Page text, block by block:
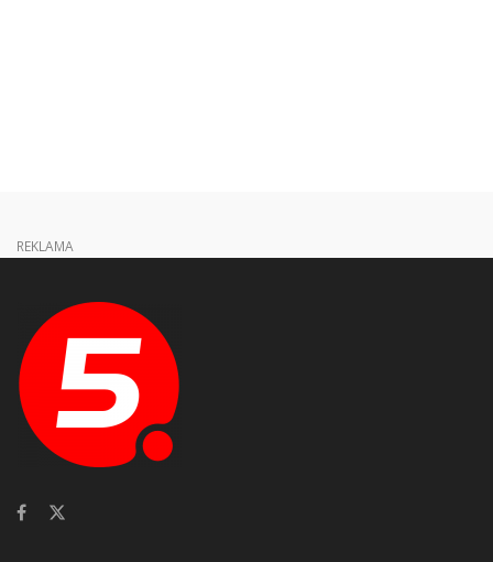
REKLAMA